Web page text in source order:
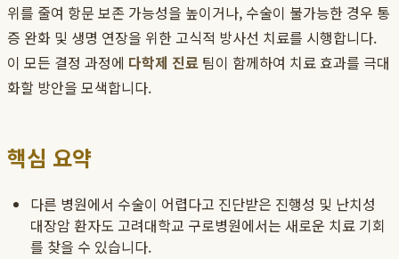
위를 줄여 항문 보존 가능성을 높이거나, 수술이 불가능한 경우 통
증 완화 및 생명 연장을 위한 고식적 방사선 치료를 시행합니다.
이 모든 결정 과정에 다학제 진료 팀이 함께하여 치료 효과를 극대
화할 방안을 모색합니다.
핵심 요약
다른 병원에서 수술이 어렵다고 진단받은 진행성 및 난치성
대장암 환자도 고려대학교 구로병원에서는 새로운 치료 기회
를 찾을 수 있습니다.